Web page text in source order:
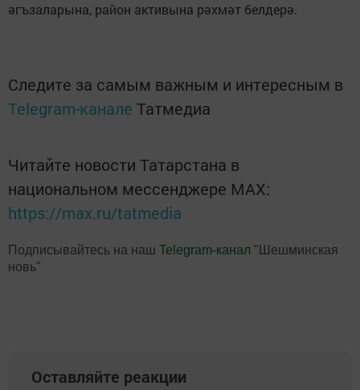
әгъзаларына, район активына рәхмәт белдерә.
Следите за самым важным и интересным в
Telegram-канале Татмедиа
Читайте новости Татарстана в
национальном мессенджере MАХ:
https://max.ru/tatmedia
Подписывайтесь на наш Telegram-канал "Шешминская
новь"
Оставляйте реакции